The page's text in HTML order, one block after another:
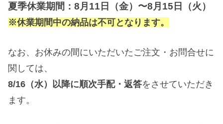
夏季休業期間：8月11日（金）〜8月15日（火）
※休業期間中の納品は不可となります。
なお、お休みの間にいただいたご注文・お問合せに
関しては、
8/16（水）以降に順次手配・返答をさせていただき
ます。